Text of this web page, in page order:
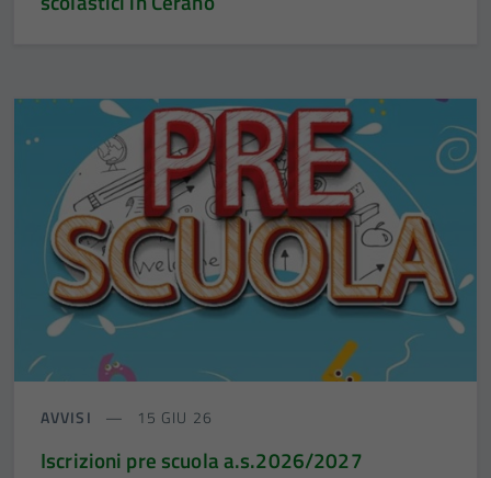
AVVISI 15 GIU 26
Iscrizioni pre scuola a.s.2026/2027